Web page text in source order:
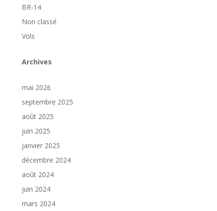
BR-14
Non classé
Vols
Archives
mai 2026
septembre 2025
août 2025
juin 2025
janvier 2025
décembre 2024
août 2024
juin 2024
mars 2024